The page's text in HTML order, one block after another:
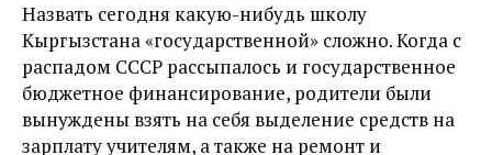
Назвать сегодня какую-нибудь школу
Кыргызстана «государственной» сложно. Когда с
распадом СССР рассыпалось и государственное
бюджетное финансирование, родители были
вынуждены взять на себя выделение средств на
зарплату учителям, а также на ремонт и